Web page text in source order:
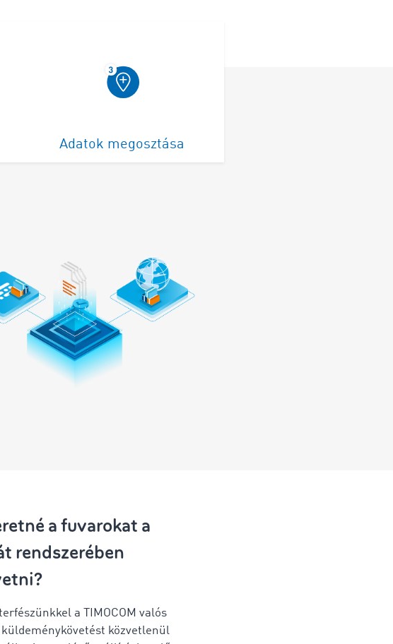
Adatok megosztása
a fuvarokat a
rendszerében
a TIMOCOM valós
küldeménykövetést közvetlenül